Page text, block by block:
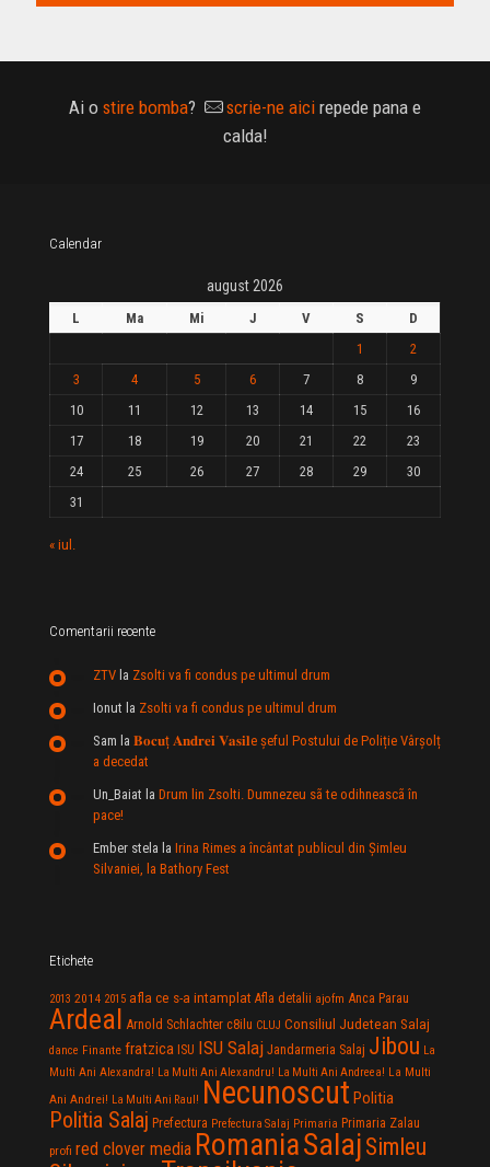
Ai o stire bomba? scrie-ne aici repede pana e
calda!
Calendar
august 2026
L Ma Mi J V S
D
1
2
3
4 5 6 7 8
9
10
11 12 13 14 15
16
17
18 19 20 21 22
23
24
25 26 27 28 29
30
31
« iul.
Comentarii recente
ZTV la Zsolti va fi condus pe ultimul drum
Ionut la Zsolti va fi condus pe ultimul drum
Sam la 𝐁𝐨𝐜𝐮ț 𝐀𝐧𝐝𝐫𝐞𝐢 𝐕𝐚𝐬𝐢𝐥e şeful Postului de Poliție Vârșolț
a decedat
Un_Baiat la Drum lin Zsolti. Dumnezeu sã te odihneascã în
pace!
Ember stela la Irina Rimes a încântat publicul din Şimleu
Silvaniei, la Bathory Fest
Etichete
2013 2014 2015 afla ce s-a intamplat Afla detalii ajofm Anca Parau
Ardeal Arnold Schlachter c8ilu CLUJ Consiliul Judetean Salaj
dance Finante fratzica ISU ISU Salaj Jandarmeria Salaj Jibou La
Multi Ani Alexandra! La Multi Ani Alexandru! La Multi Ani Andreea! La Multi
Ani Andrei! La Multi Ani Raul! Necunoscut Politia
Politia Salaj Prefectura Prefectura Salaj Primaria Primaria Zalau
profi red clover media RomaniaSalaj Simleu